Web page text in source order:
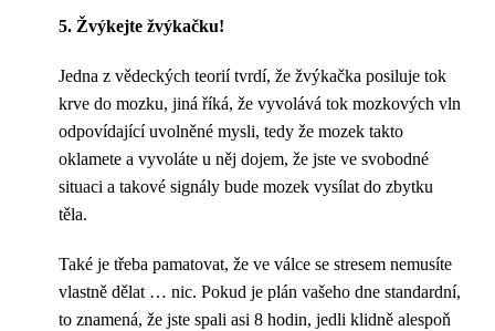
5. Žvýkejte žvýkačku!
Jedna z vědeckých teorií tvrdí, že žvýkačka posiluje tok
krve do mozku, jiná říká, že vyvolává tok mozkových vln
odpovídající uvolněné mysli, tedy že mozek takto
oklamete a vyvoláte u něj dojem, že jste ve svobodné
situaci a takové signály bude mozek vysílat do zbytku
těla.
Také je třeba pamatovat, že ve válce se stresem nemusíte
vlastně dělat … nic. Pokud je plán vašeho dne standardní,
to znamená, že jste spali asi 8 hodin, jedli klidně alespoň